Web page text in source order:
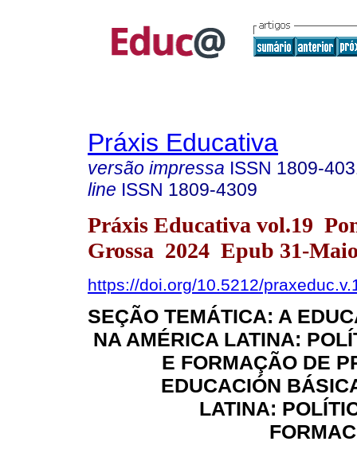
Práxis Educativa
versão impressa ISSN 1809-
line ISSN 1809-4309
Práxis Educativa vol.19
Grossa 2024 Epub 31-
https://doi.org/10.5212/
SEÇÃO TEMÁTICA: A
NA AMÉRICA LATINA:
E FORMAÇÃO DE
EDUCACIÓN
LATINA: